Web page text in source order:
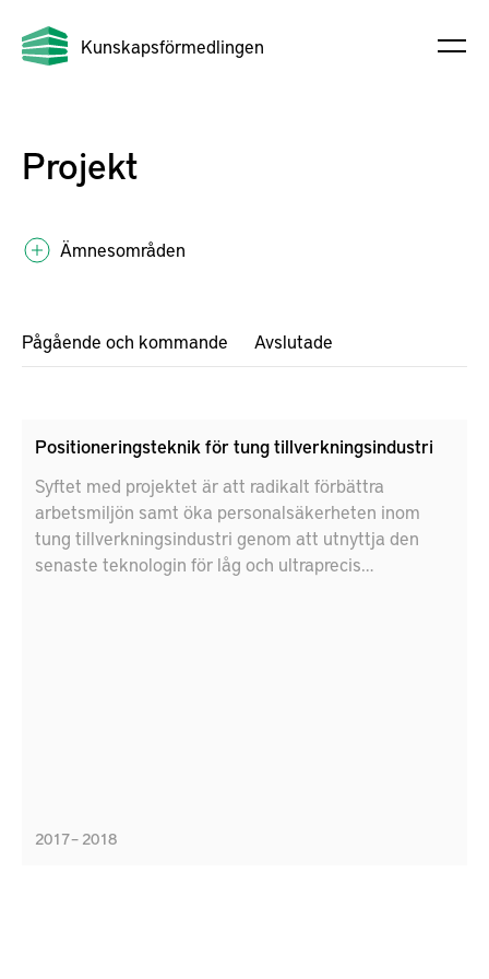
Kunskapsförmedlingen
Projekt
Ämnesområden
Pågående och kommande Avslutade
Positioneringsteknik för tung tillverkningsindustri
Syftet med projektet är att radikalt förbättra
arbetsmiljön samt öka personalsäkerheten inom
tung tillverkningsindustri genom att utnyttja den
senaste teknologin för låg och ultraprecis
2017 – 2018